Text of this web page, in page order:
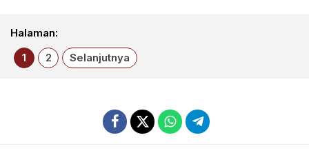
Halaman:
1
2 Selanjutnya